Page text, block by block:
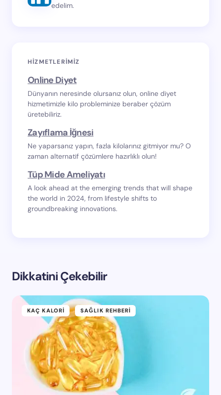
edelim.
HIZMETLERIMIZ
Online Diyet
Dünyanın neresinde olursanız olun, online diyet
hizmetimizle kilo probleminize beraber çözüm
üretebiliriz.
Zayıflama İğnesi
Ne yaparsanız yapın, fazla kilolarınız gitmiyor mu? O
zaman alternatif çözümlere hazırlıklı olun!
Tüp Mide Ameliyatı
A look ahead at the emerging trends that will shape
the world in 2024, from lifestyle shifts to
groundbreaking innovations.
Dikkatini Çekebilir
KAÇ KALORI SAĞLIK REHBERI